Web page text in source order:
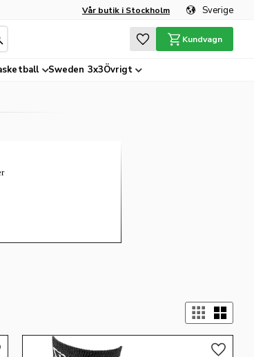
Vår butik i Stockholm Sverige
Favoriter
Kundvagn
Sweden 3x3Övrigt